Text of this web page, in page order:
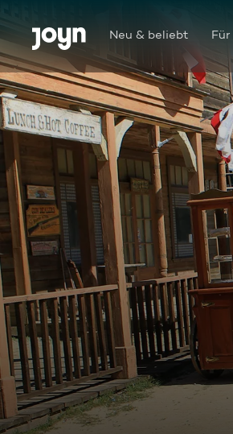
Zum Inhalt springen
Barrierefrei Neu & beliebt